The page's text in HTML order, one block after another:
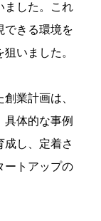
ました。これ
できる環境を
いました。
業計画は、
体的な事例
成し、定着さ
ートアップの